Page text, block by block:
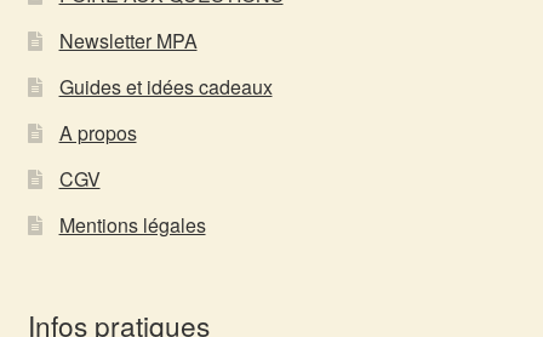
Newsletter MPA
Guides et idées cadeaux
A propos
CGV
Mentions légales
Infos pratiques